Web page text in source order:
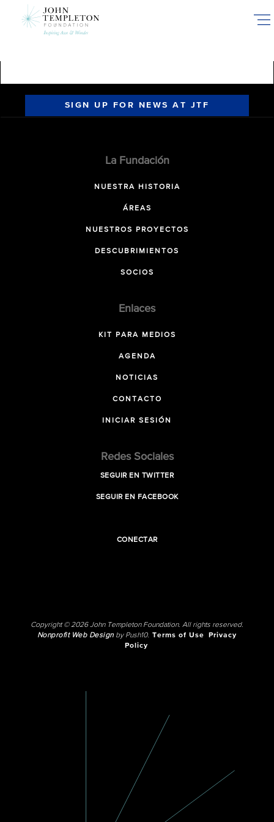
SIGN UP FOR NEWS AT JTF
La Fundación
NUESTRA HISTORIA
ÁREAS
NUESTROS PROYECTOS
DESCUBRIMIENTOS
SOCIOS
Enlaces
KIT PARA MEDIOS
AGENDA
NOTICIAS
CONTACTO
INICIAR SESIÓN
Redes Sociales
SEGUIR EN TWITTER
SEGUIR EN FACEBOOK
CONECTAR
Copyright © 2026 John Templeton Foundation. All rights reserved.
Nonprofit Web Designby Push10. Terms of Use
Privacy
Policy